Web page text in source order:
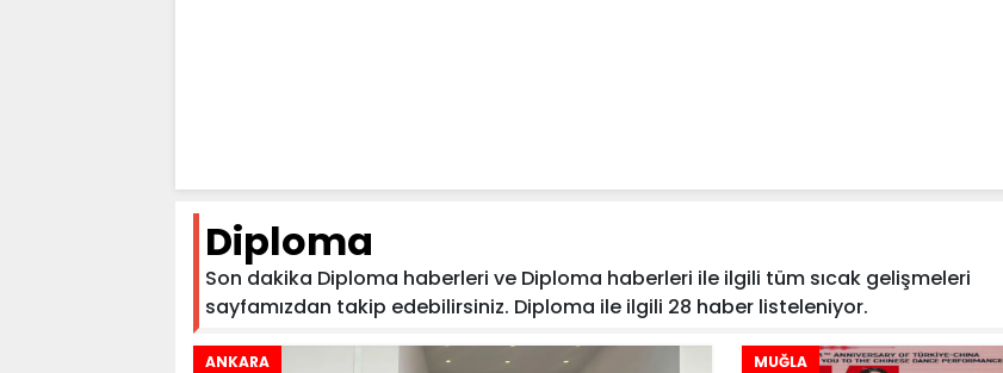
Diploma
Son dakika Diploma haberleri ve Diploma haberleri ile ilgili tüm sıcak gelişmeleri
sayfamızdan takip edebilirsiniz. Diploma ile ilgili 28 haber listeleniyor.
ANKARA MUĞLA